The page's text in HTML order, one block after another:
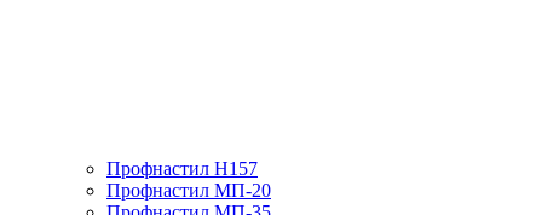
Профнастил H157
Профнастил МП-20